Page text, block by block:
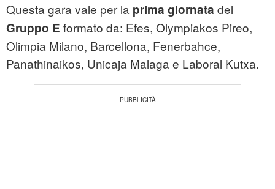
Questa gara vale per la prima giornata del
Gruppo E formato da: Efes, Olympiakos Pireo,
Olimpia Milano, Barcellona, Fenerbahce,
Panathinaikos, Unicaja Malaga e Laboral Kutxa.